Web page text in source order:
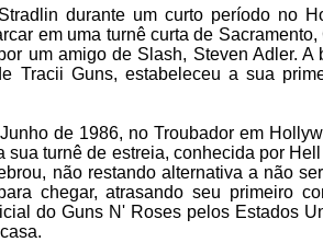
durante um curto período no
em uma turnê curta de
um amigo de Slash, Steven Adler. A
Tracii Guns, estabeleceu a sua
de 1986, no Troubador em
turnê de estreia, conhecida por
não restando alternativa a não
chegar, atrasando seu primeiro
do Guns N' Roses pelos Estados